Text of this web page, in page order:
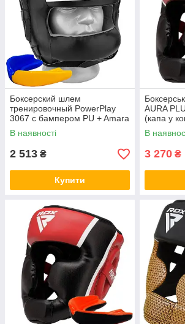
Боксерский шлем
тренировочный PowerPlay
3067 с бампером PU + Amara
Черный XL aiw Оригинал
1355
В наявності
2 513 ₴
Купити
AURA
(капа у
Оригинал
В
3 270 ₴